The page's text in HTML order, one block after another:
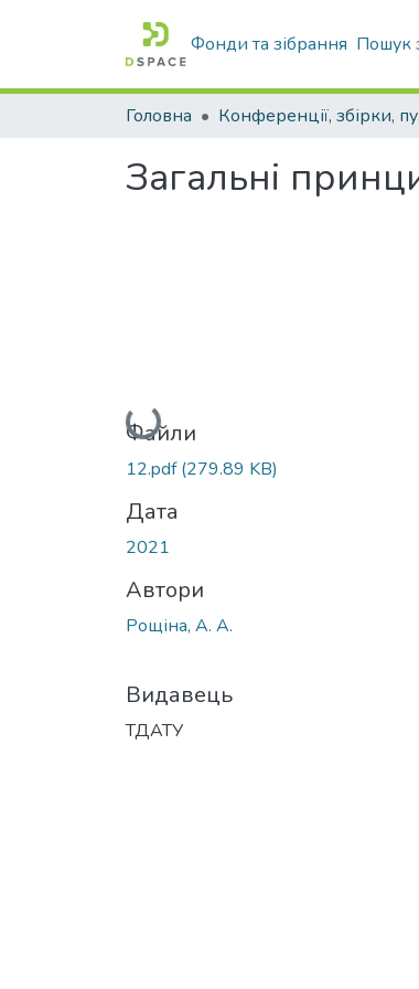
Фонди та зібрання Пошук
Головна
Загальні
Вантажиться...
Файли
12.pdf(279.89 KB)
Дата
2021
Автори
Рощіна, А. А.
Видавець
ТДАТУ